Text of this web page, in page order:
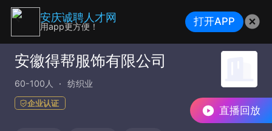
直播回放
安徽得帮服饰有限公司
60-100人 纺织业
企业认证
安庆诚聘人才网
用app更方便！ 打开APP